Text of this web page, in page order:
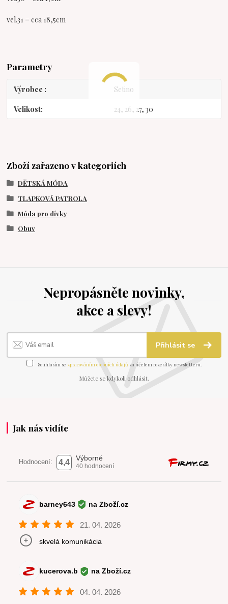
vel.31 = cca 18,5cm
Parametry
Výrobce Setino
Velikost 24, 26, 27, 30
Zboží zařazeno v kategoriích
DĚTSKÁ MÓDA
TLAPKOVÁ PATROLA
Móda pro dívky
Obuv
Nepropásněte novinky,
akce a slevy!
Přihlásit se
Souhlasím se zpracováním osobních údajů za účelem rozesílky newsletteru.
Můžete se kdykoli odhlásit.
Jak nás vidíte